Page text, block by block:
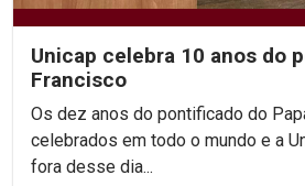
Unicap celebra 10 anos do
Francisco
Os dez anos do pontificado do
celebrados em todo o mundo e a
fora desse dia...